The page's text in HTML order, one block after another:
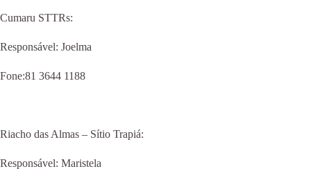
Cumaru STTRs:
Responsável: Joelma
Fone:81 3644 1188
Riacho das Almas – Sítio Trapiá:
Responsável: Maristela